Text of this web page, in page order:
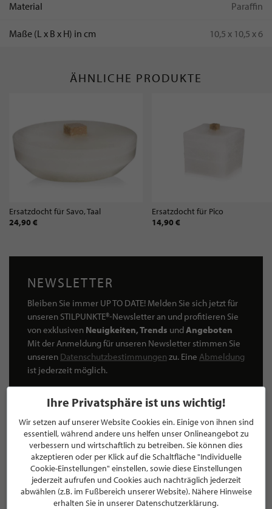
Material Paraffin
Maße (L x B x H) in cm 10,5 x 10,5 x 6
ÄHNLICHE PRODUKTE
Ersatzdocht für Savo, Taal
24,90 €
Ersatzdocht für Pico
14,90 €
NEWSLETTER
Bleiben Sie immer UP TO DATE! Melden Sie sich jetzt für
unseren STILPUNKTE®-Newsletter an und profitieren Sie
von exklusiven Neuigkeiten, Trends undAngeboten
Mit der Anmeldung für unseren Newsletter stimmen Sie
unseren Datenschutzbestimmungen zu. Eine Abmeldung
ist jederzeit möglich.
ANMELDEN
Mit der Anmeldung an unserem Newsletter stimmen Sie unseren
Datenschutzbestimmungen zu. Eine Abmeldung ist jederzeit möglich.
Ihre Privatsphäre ist uns wichtig!
Wir setzen auf unserer Website Cookies ein. Einige von ihnen sind
essentiell, während andere uns helfen unser Onlineangebot zu
verbessern und wirtschaftlich zu betreiben. Sie können dies
akzeptieren oder per Klick auf die Schaltfläche "Individuelle
Cookie-Einstellungen" einstellen, sowie diese Einstellungen
jederzeit aufrufen und Cookies auch nachträglich jederzeit
abwählen (z.B. im Fußbereich unserer Website). Nähere Hinweise
erhalten Sie in unserer Datenschutzerklärung.